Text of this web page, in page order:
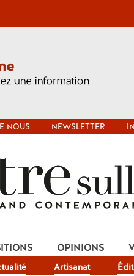
NOUS NEWSLETTER
Artisanat
OPINIONS